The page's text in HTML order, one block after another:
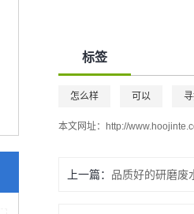
标签
怎么样 可以
本文网址： http://
上一篇： 品质好的研磨废